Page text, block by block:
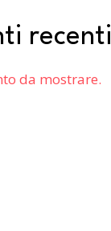
recenti
da mostrare.